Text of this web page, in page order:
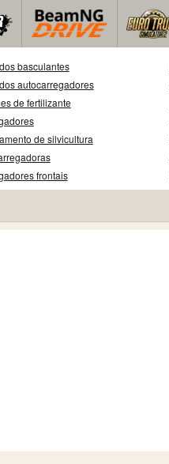
basculantes
autocarregadores
de fertilizante
de silvicultura
frontais